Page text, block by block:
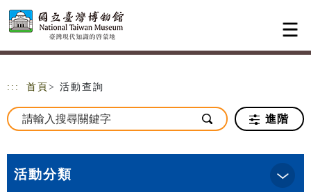
跳到主要內容
網站導覽
::: 首頁 > 活動查詢
進階
活動分類